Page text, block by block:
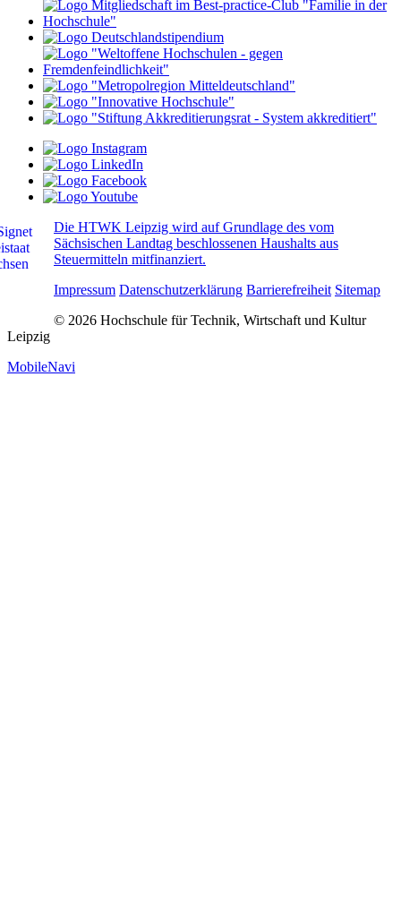
Die HTWK Leipzig wird auf Grundlage des vom
Sächsischen Landtag beschlossenen Haushalts aus
Steuermitteln mitfinanziert.
Impressum Datenschutzerklärung Barrierefreiheit Sitemap
© 2026 Hochschule für Technik, Wirtschaft und Kultur
Leipzig
MobileNavi